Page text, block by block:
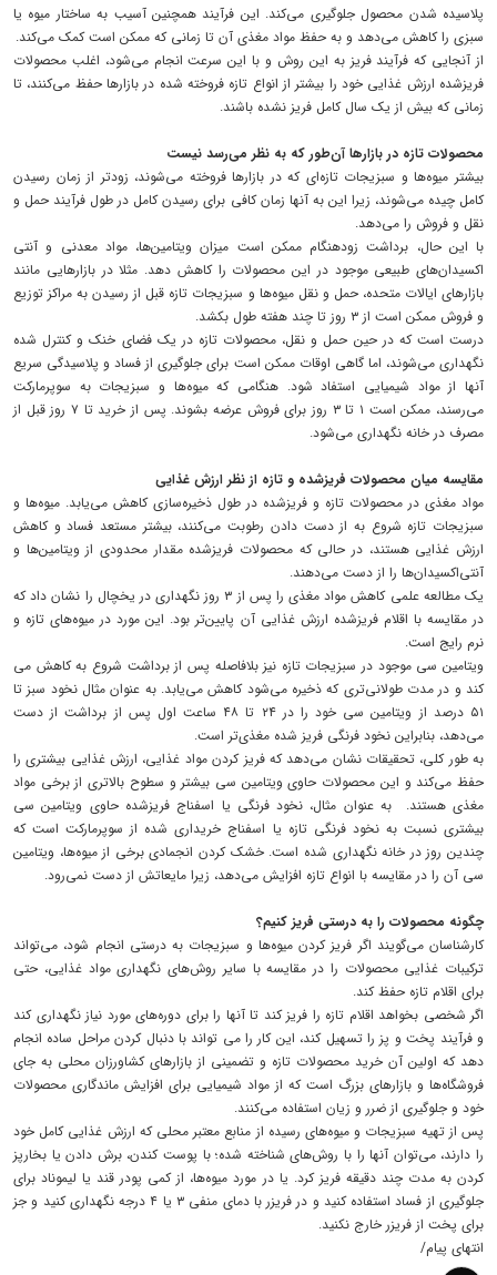
پلاسیده شدن محصول جلوگیری می‌کند. این فرآیند همچنین آسیب به ساختار میوه یا
سبزی را کاهش می‌دهد و به حفظ مواد مغذی آن تا زمانی که ممکن است کمک می‌کند.
از آنجایی که فرآیند فریز به این روش و با این سرعت انجام می‌شود، اغلب محصولات
فریزشده ارزش غذایی خود را بیشتر از انواع تازه فروخته شده در بازارها حفظ می‌کنند، تا
زمانی که بیش از یک سال کامل فریز نشده باشند.
محصولات تازه در بازارها آن‌طور که به نظر می‌رسد نیست
بیشتر میوه‌ها و سبزیجات تازه‌ای که در بازارها فروخته می‌شوند، زودتر از زمان رسیدن
کامل چیده می‌شوند، زیرا این به آنها زمان کافی برای رسیدن کامل در طول فرآیند حمل و
نقل و فروش را می‌دهد.
با این حال، برداشت زودهنگام ممکن است میزان ویتامین‌ها، مواد معدنی و آنتی
اکسیدان‌های طبیعی موجود در این محصولات را کاهش دهد. مثلا در بازارهایی مانند
بازارهای ایالات متحده، حمل و نقل میوه‌ها و سبزیجات تازه قبل از رسیدن به مراکز توزیع
و فروش ممکن است از ۳ روز تا چند هفته طول بکشد.
درست است که در حین حمل و نقل، محصولات تازه در یک فضای خنک و کنترل شده
نگهداری می‌شوند، اما گاهی اوقات ممکن است برای جلوگیری از فساد و پلاسیدگی سریع
آنها از مواد شیمیایی استفاد شود. هنگامی که میوه‌ها و سبزیجات به سوپرمارکت
می‌رسند، ممکن است ۱ تا ۳ روز برای فروش عرضه بشوند. پس از خرید تا ۷ روز قبل از
مصرف در خانه نگهداری می‌شود.
مقایسه میان محصولات فریزشده و تازه از نظر ارزش غذایی
مواد مغذی در محصولات تازه و فریزشده در طول ذخیره‌سازی کاهش می‌یابد. میوه‌ها و
سبزیجات تازه شروع به از دست دادن رطوبت می‌کنند، بیشتر مستعد فساد و کاهش
ارزش غذایی هستند، در حالی که محصولات فریزشده مقدار محدودی از ویتامین‌ها و
آنتی‌اکسیدان‌ها را از دست می‌دهند.
یک مطالعه علمی کاهش مواد مغذی را پس از ۳ روز نگهداری در یخچال را نشان داد که
در مقایسه با اقلام فریزشده ارزش غذایی آن پایین‌تر بود. این مورد در میوه‌های تازه و
نرم رایج است.
ویتامین سی موجود در سبزیجات تازه نیز بلافاصله پس از برداشت شروع به کاهش می
کند و در مدت طولانی‌تری که ذخیره می‌شود کاهش می‌یابد. به عنوان مثال نخود سبز تا
۵۱ درصد از ویتامین سی خود را در ۲۴ تا ۴۸ ساعت اول پس از برداشت از دست
می‌دهد، بنابراین نخود فرنگی فریز شده مغذی‌تر است.
به طور کلی، تحقیقات نشان می‌دهد که فریز کردن مواد غذایی، ارزش غذایی بیشتری را
حفظ می‌کند و این محصولات حاوی ویتامین سی بیشتر و سطوح بالاتری از برخی مواد
مغذی هستند. به عنوان مثال، نخود فرنگی یا اسفناج فریزشده حاوی ویتامین سی
بیشتری نسبت به نخود فرنگی تازه یا اسفناج خریداری شده از سوپرمارکت است که
چندین روز در خانه نگهداری شده است. خشک کردن انجمادی برخی از میوه‌ها، ویتامین
سی آن را در مقایسه با انواع تازه افزایش می‌دهد، زیرا مایعاتش از دست نمی‌رود.
چگونه محصولات را به درستی فریز کنیم؟
کارشناسان می‌گویند اگر فریز کردن میوه‌ها و سبزیجات به درستی انجام شود، می‌تواند
ترکیبات غذایی محصولات را در مقایسه با سایر روش‌های نگهداری مواد غذایی، حتی
برای اقلام تازه حفظ کند.
اگر شخصی بخواهد اقلام تازه را فریز کند تا آنها را برای دوره‌های مورد نیاز نگهداری کند
و فرآیند پخت و پز را تسهیل کند، این کار را می تواند با دنبال کردن مراحل ساده انجام
دهد که اولین آن خرید محصولات تازه و تضمینی از بازارهای کشاورزان محلی به جای
فروشگاه‌ها و بازارهای بزرگ است که از مواد شیمیایی برای افزایش ماندگاری محصولات
خود و جلوگیری از ضرر و زیان استفاده می‌کنند.
پس از تهیه سبزیجات و میوه‌های رسیده از منابع معتبر محلی که ارزش غذایی کامل خود
را دارند، می‌توان آنها را با روش‌های شناخته شده؛ با پوست کندن، برش دادن یا بخارپز
کردن به مدت چند دقیقه فریز کرد. یا در مورد میوه‌ها، از کمی پودر قند یا لیموناد برای
جلوگیری از فساد استفاده کنید و در فریزر با دمای منفی ۳ یا ۴ درجه نگهداری کنید و جز
برای پخت از فریزر خارج نکنید.
انتهای پیام/